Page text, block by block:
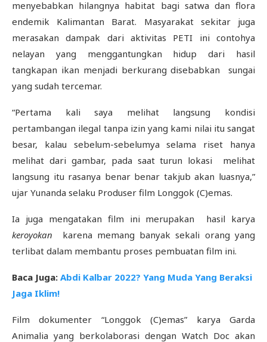
menyebabkan hilangnya habitat bagi satwa dan flora
endemik Kalimantan Barat. Masyarakat sekitar juga
merasakan dampak dari aktivitas PETI ini contohya
nelayan yang menggantungkan hidup dari hasil
tangkapan ikan menjadi berkurang disebabkan sungai
yang sudah tercemar.
“Pertama kali saya melihat langsung kondisi
pertambangan ilegal tanpa izin yang kami nilai itu sangat
besar, kalau sebelum-sebelumya selama riset hanya
melihat dari gambar, pada saat turun lokasi melihat
langsung itu rasanya benar benar takjub akan luasnya,”
ujar Yunanda selaku Produser film Longgok (C)emas.
Ia juga mengatakan film ini merupakan hasil karya
keroyokan karena memang banyak sekali orang yang
terlibat dalam membantu proses pembuatan film ini.
Baca Juga: Abdi Kalbar 2022? Yang Muda Yang Beraksi
Jaga Iklim!
Film dokumenter “Longgok (C)emas” karya Garda
Animalia yang berkolaborasi dengan Watch Doc akan